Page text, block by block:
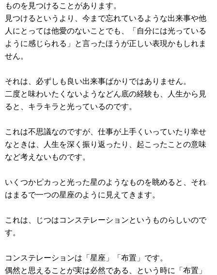
ものを見つけることがあります。
見つけるというより、今まで忘れているような出来事や他
人にとっては他愛のないことでも、「自分には光っている
ように感じられる」と言ったほうが正しい表現かもしれま
せん。
それは、必ずしも良い出来事ばかりではありません。
二度と味わいたくないようなどん底の経験も、人生から見
ると、キラキラと光っているのです。
これは不思議なのですが、仕事が上手くいっていたり幸せ
なときは、人生を深く振り返ったり、起こったことの意味
など考えないものです。
いくつかピカっと光った星のようなものを眺めると、それ
はまるで一つの星座のように見えてきます。
これは、じつはコンステレーションというものらしいので
す。
コンステレーションは「星座」「布置」です。
偶然と思えることが実は必然である、という時に「布置」